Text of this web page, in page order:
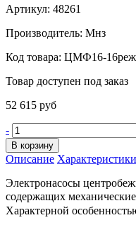
Артикул: 48261
Производитель: Мнз
Код товара: ЦМФ16-16реж
Товар доступен под заказ
52 615 руб
-
В корзину
Описание Характеристики
Электронасосы
содержащих
Характерной